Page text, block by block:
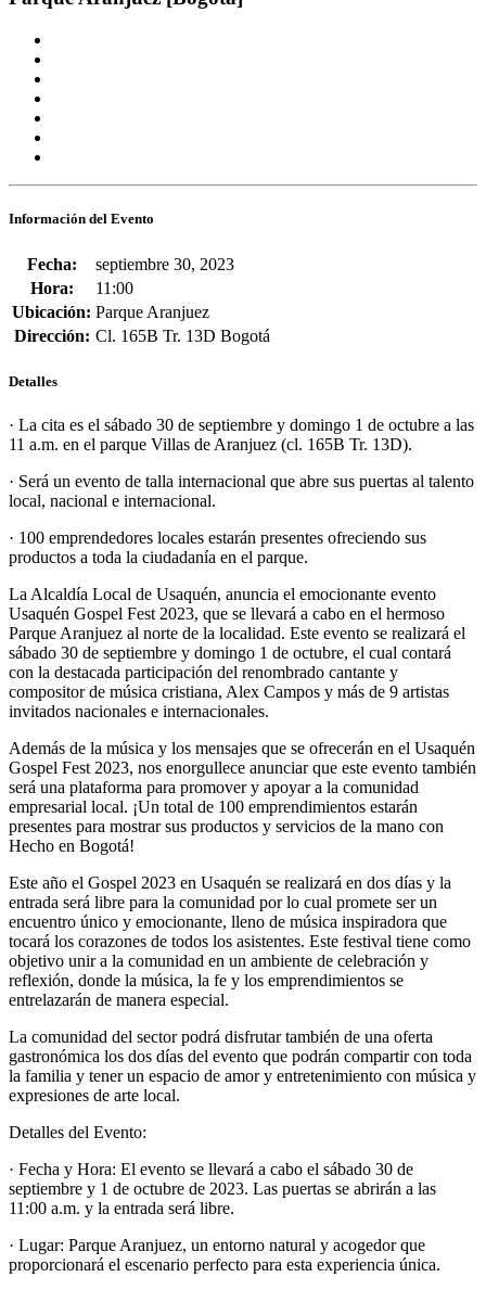
Información del Evento
Fecha:
septiembre 30, 2023
Hora:
11:00
Ubicación: Parque Aranjuez
Dirección: Cl. 165B Tr. 13D Bogotá
Detalles
· La cita es el sábado 30 de septiembre y domingo 1 de octubre a las
11 a.m. en el parque Villas de Aranjuez (cl. 165B Tr. 13D).
· Será un evento de talla internacional que abre sus puertas al talento
local, nacional e internacional.
· 100 emprendedores locales estarán presentes ofreciendo sus
productos a toda la ciudadanía en el parque.
La Alcaldía Local de Usaquén, anuncia el emocionante evento
Usaquén Gospel Fest 2023, que se llevará a cabo en el hermoso
Parque Aranjuez al norte de la localidad. Este evento se realizará el
sábado 30 de septiembre y domingo 1 de octubre, el cual contará
con la destacada participación del renombrado cantante y
compositor de música cristiana, Alex Campos y más de 9 artistas
invitados nacionales e internacionales.
Además de la música y los mensajes que se ofrecerán en el Usaquén
Gospel Fest 2023, nos enorgullece anunciar que este evento también
será una plataforma para promover y apoyar a la comunidad
empresarial local. ¡Un total de 100 emprendimientos estarán
presentes para mostrar sus productos y servicios de la mano con
Hecho en Bogotá!
Este año el Gospel 2023 en Usaquén se realizará en dos días y la
entrada será libre para la comunidad por lo cual promete ser un
encuentro único y emocionante, lleno de música inspiradora que
tocará los corazones de todos los asistentes. Este festival tiene como
objetivo unir a la comunidad en un ambiente de celebración y
reflexión, donde la música, la fe y los emprendimientos se
entrelazarán de manera especial.
La comunidad del sector podrá disfrutar también de una oferta
gastronómica los dos días del evento que podrán compartir con toda
la familia y tener un espacio de amor y entretenimiento con música y
expresiones de arte local.
Detalles del Evento:
· Fecha y Hora: El evento se llevará a cabo el sábado 30 de
septiembre y 1 de octubre de 2023. Las puertas se abrirán a las
11:00 a.m. y la entrada será libre.
· Lugar: Parque Aranjuez, un entorno natural y acogedor que
proporcionará el escenario perfecto para esta experiencia única.